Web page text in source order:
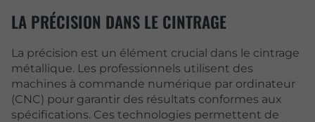
LA PRÉCISION DANS LE CINTRAGE
La précision est un élément crucial dans le cintrage
métallique. Les professionnels utilisent des
machines à commande numérique par ordinateur
(CNC) pour garantir des résultats conformes aux
spécifications. Ces technologies permettent de